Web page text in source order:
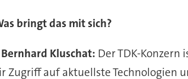
bringt das mit sich?
Bernhard Kluschat: Der TDK-
Zugriff auf aktuellste Technologien